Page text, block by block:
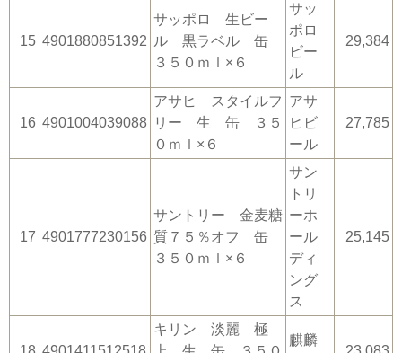
15 4901880851392
サッポロ 生ビー
ル 黒ラベル 缶
３５０ｍｌ×６
サッ
ポロ
ビー
ル
29,384
16 4901004039088
アサヒ スタイルフ
リー 生 缶 ３５
０ｍｌ×６
アサ
ヒビ
ール
27,785
17 4901777230156
サントリー 金麦糖
質７５％オフ 缶
３５０ｍｌ×６
サン
トリ
ーホ
ール
ディ
ング
ス
25,145
キリン 淡麗 極
麒麟